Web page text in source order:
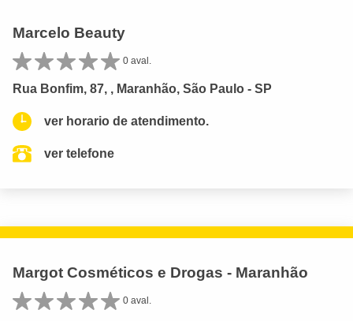
Marcelo Beauty
0 aval.
Rua Bonfim, 87, , Maranhão, São Paulo - SP
ver horario de atendimento.
ver telefone
Margot Cosméticos e Drogas - Maranhão
0 aval.